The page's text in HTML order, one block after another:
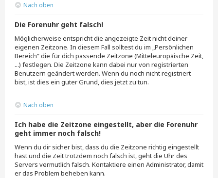
Nach oben
Die Forenuhr geht falsch!
Möglicherweise entspricht die angezeigte Zeit nicht deiner
eigenen Zeitzone. In diesem Fall solltest du im „Persönlichen
Bereich“ die für dich passende Zeitzone (Mitteleuropäische Zeit,
...) festlegen. Die Zeitzone kann dabei nur von registrierten
Benutzern geändert werden. Wenn du noch nicht registriert
bist, ist dies ein guter Grund, dies jetzt zu tun.
Nach oben
Ich habe die Zeitzone eingestellt, aber die Forenuhr
geht immer noch falsch!
Wenn du dir sicher bist, dass du die Zeitzone richtig eingestellt
hast und die Zeit trotzdem noch falsch ist, geht die Uhr des
Servers vermutlich falsch. Kontaktiere einen Administrator, damit
er das Problem beheben kann.